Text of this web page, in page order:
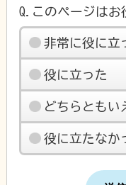
Q.このページはお
非常に役に立
役に立った
どちらともい
役に立たなか